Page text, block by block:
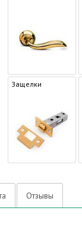
Защелки
Отзывы